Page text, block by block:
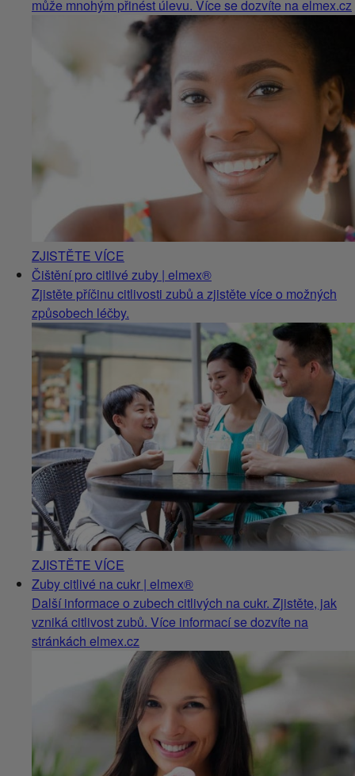
může mnohým přinést úlevu. Více se dozvíte na elmex.cz
ZJISTĚTE VÍCE
Čištění pro citlivé zuby | elmex®
Zjistěte příčinu citlivosti zubů a zjistěte více o možných
způsobech léčby.
ZJISTĚTE VÍCE
Zuby citlivé na cukr | elmex®
Další informace o zubech citlivých na cukr. Zjistěte, jak
vzniká citlivost zubů. Více informací se dozvíte na
stránkách elmex.cz